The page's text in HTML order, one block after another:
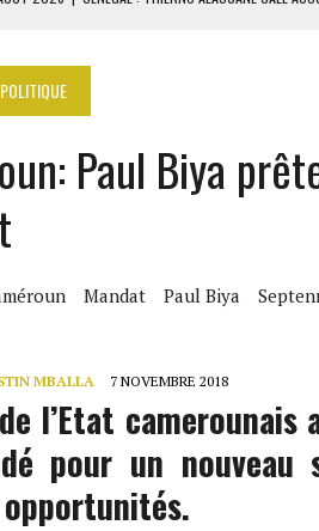
OUATTARA APPELLE À L’UNION NATIONALE POUR
CÔTE D’IVOIRE : OUATTARA GRACIE 4 661 DÉTENUS
POLITIQUE
Paul Biya
Mandat Paul Biya
MBALLA 7 NOVEMBRE 2018
l’Etat
pour un